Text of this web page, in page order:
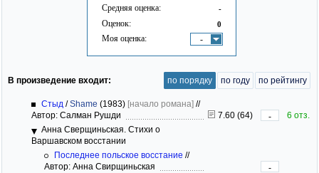
Средняя оценка: -
Оценок: 0
Моя оценка: -
В произведение входит: по порядку по году по рейтингу
Стыд /Shame (1983) [начало романа] //
Автор: Салман Рушди
7.60 (64) -
6 отз.
Анна Сверщиньская. Стихи о
Варшавском восстании
Последнее польское восстание //
Автор: Анна Свирщиньская
-